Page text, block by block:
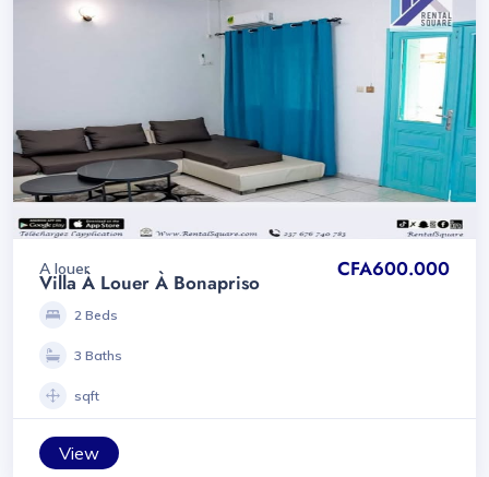
A louer CFA600.000
Villa À Louer À Bonapriso
2 Beds
3 Baths
sqft
View